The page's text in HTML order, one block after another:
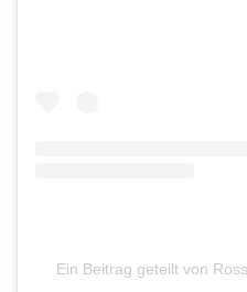
Ein Beitrag geteilt von